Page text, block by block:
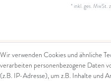
* inkl. ges. MwSt.
Kontakt
Wir verwenden Cookies und ähnliche
verarbeiten personenbezogene Daten
(z.B. IP-Adresse), um z.B. Inhalte und